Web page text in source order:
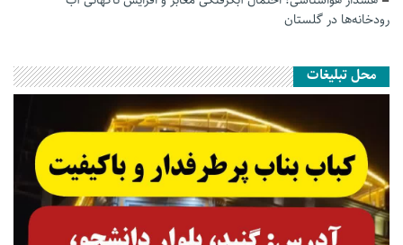
رودخانه‌ها در گلستان
محل تبلیغات